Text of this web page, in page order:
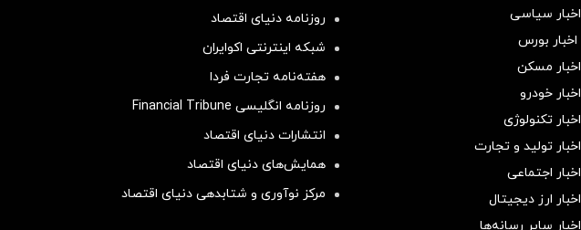
اخبار سیاسی
اخبار بورس
اخبار مسکن
اخبار خودرو
اخبار تکنولوژی
اخبار تولید و تجارت
اخبار اجتماعی
اخبار ارز دیجیتال
اخبار سایر رسانه‌‌ها
روزنامه دنیای اقتصاد
شبکه اینترنتی اکوایران
هفته‌نامه تجارت فردا
روزنامه انگلیسی Financial Tribune
انتشارات دنیای اقتصاد
همایش‌های دنیای اقتصاد
مرکز نوآوری و شتابدهی دنیای اقتصاد